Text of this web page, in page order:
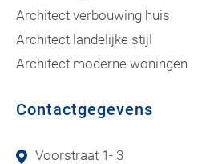
Architect verbouwing huis
Architect landelijke stijl
Architect moderne woningen
Contactgegevens
Voorstraat 1- 3